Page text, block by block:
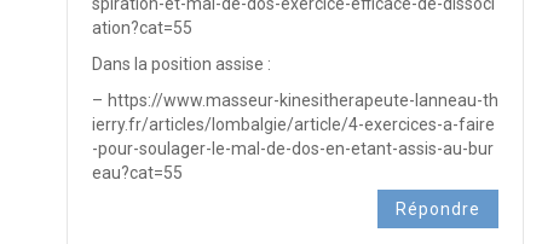
ation?cat=55
Dans la position assise :
– https://www.masseur-kinesitherapeute-lanneau-th
ierry.fr/articles/lombalgie/article/4-exercices-a-faire
-pour-soulager-le-mal-de-dos-en-etant-assis-au-bur
eau?cat=55
Répondre